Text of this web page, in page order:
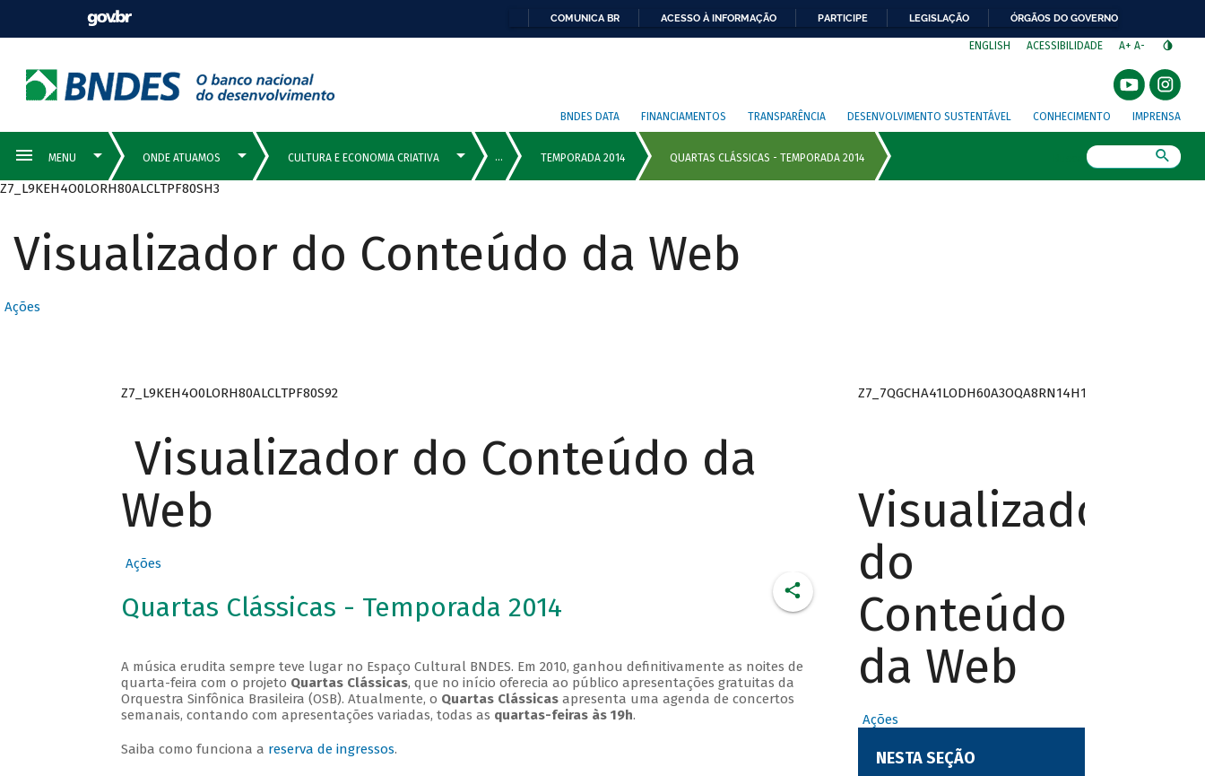
COMUNICA BR ACESSO À INFORMAÇÃO PARTICIPE LEGISLAÇÃO ÓRGÃOS DO GOVERNO
ENGLISH ACESSIBILIDADE A+ A-
BNDES DATA FINANCIAMENTOS TRANSPARÊNCIA DESENVOLVIMENTO SUSTENTÁVEL CONHECIMENTO IMPRENSA
Z7_L9KEH4O0LORH80ALCLTPF80SH3
Visualizador do Conteúdo da Web
Ações
Z7_L9KEH4O0LORH80ALCLTPF80S92
Visualizador do Conteúdo da
Web
Ações
Quartas Clássicas - Temporada 2014
A música erudita sempre teve lugar no Espaço Cultural BNDES. Em 2010, ganhou definitivamente as noites de
quarta-feira com o projeto Quartas Clássicas, que no início oferecia ao público apresentações gratuitas da
Orquestra Sinfônica Brasileira (OSB). Atualmente, o Quartas Clássicasapresenta uma agenda de concertos
semanais, contando com apresentações variadas, todas as quartas-feiras às 19h.
Saiba como funciona a reserva de ingressos.
Z7_7QGCHA41LODH60A3OQA8RN14H1
Visualizador
do
Conteúdo
da Web
Ações
NESTA SEÇÃO